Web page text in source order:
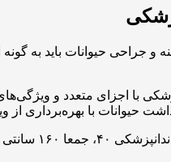
و جراحی حیوانات باید به
با اجزای متعدد و
حیوانات با بهره‌برداری